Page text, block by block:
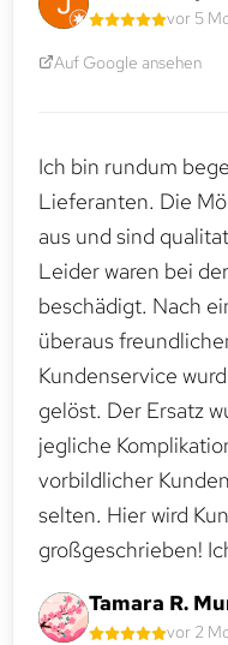
vor 5
Auf Google ansehen
Ich bin rundum
Lieferanten. Die
aus und sind
Leider waren bei
beschädigt. Nach
überaus
Kundenservice
gelöst. Der Ersatz
jegliche
vorbildlicher
selten. Hier wird
großgeschrieben!
Tamara R.
vor 2